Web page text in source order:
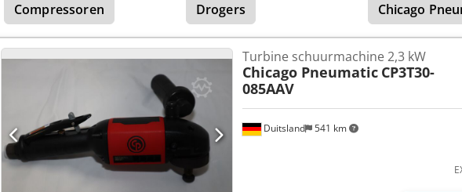
Compressoren
Drogers Chicago
Duitsland 541 km
Turbine schuurmachine 2,3 kW
Chicago Pneumatic CP3T30-
085AAV